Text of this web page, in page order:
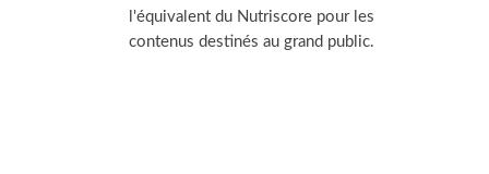
l'équivalent du Nutriscore pour les
contenus destinés au grand public.